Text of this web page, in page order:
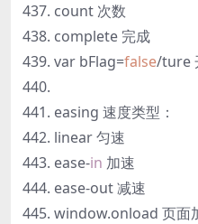
count 次数
complete 完成
var bFlag=false/ture
easing 速度类型：
linear 匀速
ease-in 加速
ease-out 减速
window.onload 页面